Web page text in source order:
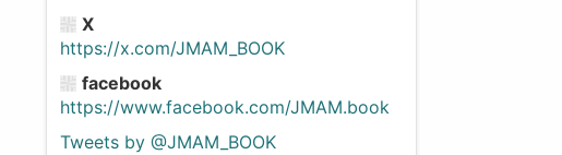
X
https://x.com/JMAM_BOOK
facebook
https://www.facebook.com/JMAM.book
Tweets by @JMAM_BOOK